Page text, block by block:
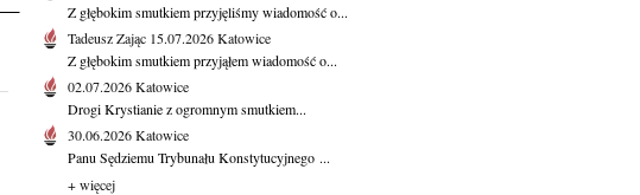
Z głębokim smutkiem przyjęliśmy wiadomość o...
Tadeusz Zając 15.07.2026Katowice
Z głębokim smutkiem przyjąłem wiadomość o...
02.07.2026Katowice
Drogi Krystianie z ogromnym smutkiem...
30.06.2026Katowice
Panu Sędziemu Trybunału Konstytucyjnego ...
+ więcej